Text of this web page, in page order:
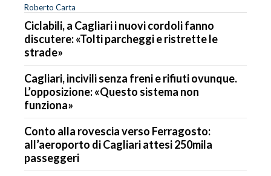
Roberto Carta
Ciclabili, a Cagliari i nuovi cordoli fanno
discutere: «Tolti parcheggi e ristrette le
strade»
Cagliari, incivili senza freni e rifiuti ovunque.
L’opposizione: «Questo sistema non
funziona»
Conto alla rovescia verso Ferragosto:
all’aeroporto di Cagliari attesi 250mila
passeggeri